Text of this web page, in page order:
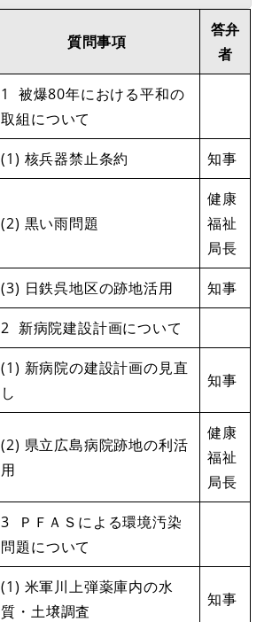
質問事項
答弁
者
1 被爆80年における平和の
取組について
(1) 核兵器禁止条約 知事
(2) 黒い雨問題
健康
福祉
局長
(3) 日鉄呉地区の跡地活用 知事
2 新病院建設計画について
(1) 新病院の建設計画の見直
し
知事
(2) 県立広島病院跡地の利活
用
健康
福祉
局長
3 ＰＦＡＳによる環境汚染
問題について
(1) 米軍川上弾薬庫内の水
質・土壌調査
知事